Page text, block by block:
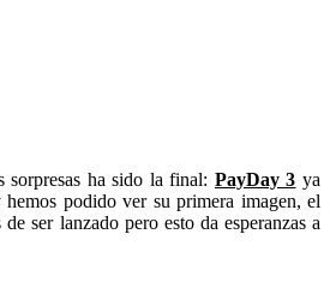
sorpresas ha sido la final: PayDay 3 ya
hemos podido ver su primera imagen, el
ser lanzado pero esto da esperanzas a